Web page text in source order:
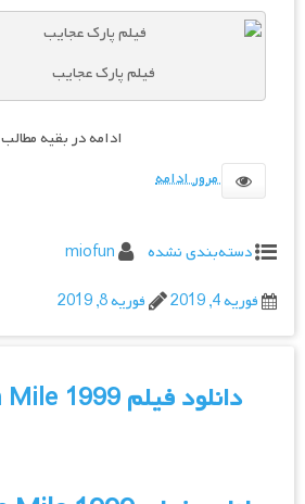
فیلم پارک عجایب
ادامه در بقیه مطالب
مرور ادامه
دسته‌بندی نشده
miofun
فوریه 4, 2019
فوریه 8, 2019
دانلود فیلم The Green Mile 1999